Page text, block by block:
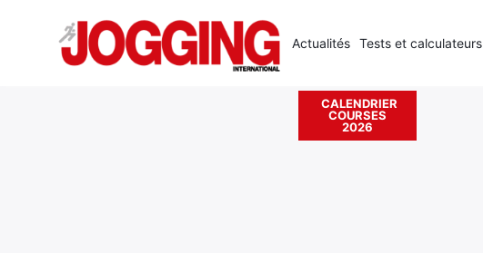
Actualités Tests et calculateurs
CALENDRIER
COURSES
2026
Rechercher